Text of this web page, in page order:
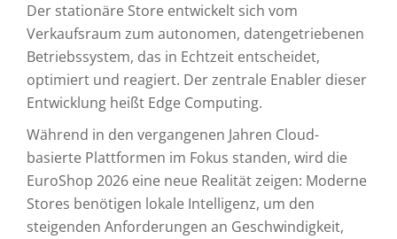
Der stationäre Store entwickelt sich vom
Verkaufsraum zum autonomen, datengetriebenen
Betriebssystem, das in Echtzeit entscheidet,
optimiert und reagiert. Der zentrale Enabler dieser
Entwicklung heißt Edge Computing.
Während in den vergangenen Jahren Cloud-
basierte Plattformen im Fokus standen, wird die
EuroShop 2026 eine neue Realität zeigen: Moderne
Stores benötigen lokale Intelligenz, um den
steigenden Anforderungen an Geschwindigkeit,